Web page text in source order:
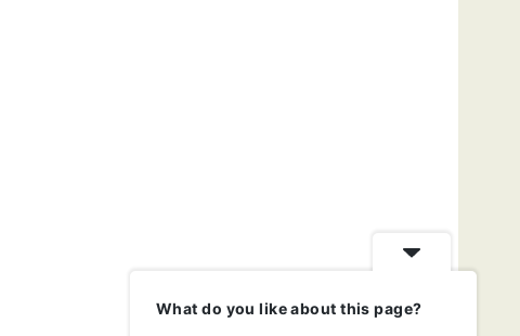
What do you like about this page?